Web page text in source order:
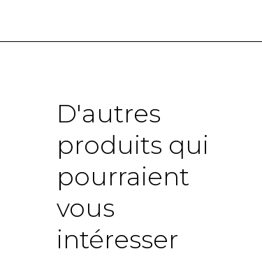
D'autres
produits qui
pourraient
vous
intéresser